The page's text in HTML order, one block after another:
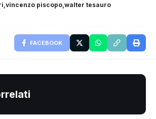
vincenzo piscopo walter tesauro
FACEBOOK